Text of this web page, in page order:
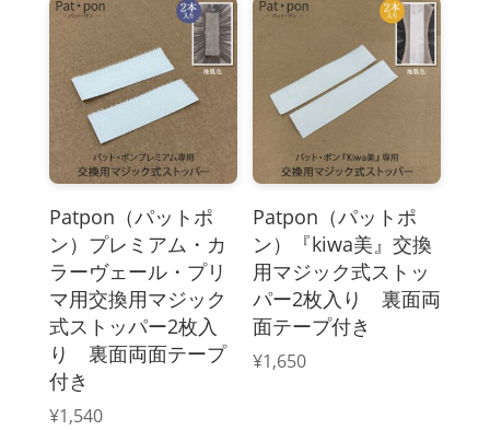
Patpon（パットポ
ン）プレミアム・カ
ラーヴェール・プリ
マ用交換用マジック
式ストッパー2枚入
り 裏面両面テープ
付き
¥1,540
Patpon（パットポ
ン）『kiwa美』交換
用マジック式ストッ
パー2枚入り 裏面両
面テープ付き
¥1,650